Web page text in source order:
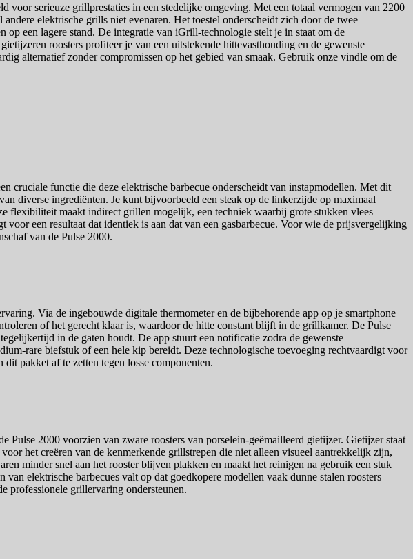
voor serieuze grillprestaties in een stedelijke omgeving. Met een totaal vermogen van 2200
elektrische grills niet evenaren. Het toestel onderscheidt zich door de twee
een lagere stand. De integratie van iGrill-technologie stelt je in staat om de
roosters profiteer je van een uitstekende hittevasthouding en de gewenste
alternatief zonder compromissen op het gebied van smaak. Gebruik onze vindle om de
cruciale functie die deze elektrische barbecue onderscheidt van instapmodellen. Met dit
diverse ingrediënten. Je kunt bijvoorbeeld een steak op de linkerzijde op maximaal
flexibiliteit maakt indirect grillen mogelijk, een techniek waarbij grote stukken vlees
een resultaat dat identiek is aan dat van een gasbarbecue. Voor wie de prijsvergelijking
van de Pulse 2000.
Via de ingebouwde digitale thermometer en de bijbehorende app op je smartphone
of het gerecht klaar is, waardoor de hitte constant blijft in de grillkamer. De Pulse
in de gaten houdt. De app stuurt een notificatie zodra de gewenste
rare biefstuk of een hele kip bereidt. Deze technologische toevoeging rechtvaardigt voor
pakket af te zetten tegen losse componenten.
2000 voorzien van zware roosters van porselein-geëmailleerd gietijzer. Gietijzer staat
het creëren van de kenmerkende grillstrepen die niet alleen visueel aantrekkelijk zijn,
minder snel aan het rooster blijven plakken en maakt het reinigen na gebruik een stuk
elektrische barbecues valt op dat goedkopere modellen vaak dunne stalen roosters
professionele grillervaring ondersteunen.